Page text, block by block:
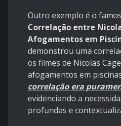
Outro exemplo é o
Correlação entre
Afogamentos em
demonstrou uma
os filmes de Nicolas
afogamentos em
correlação era
evidenciando a
profundas e